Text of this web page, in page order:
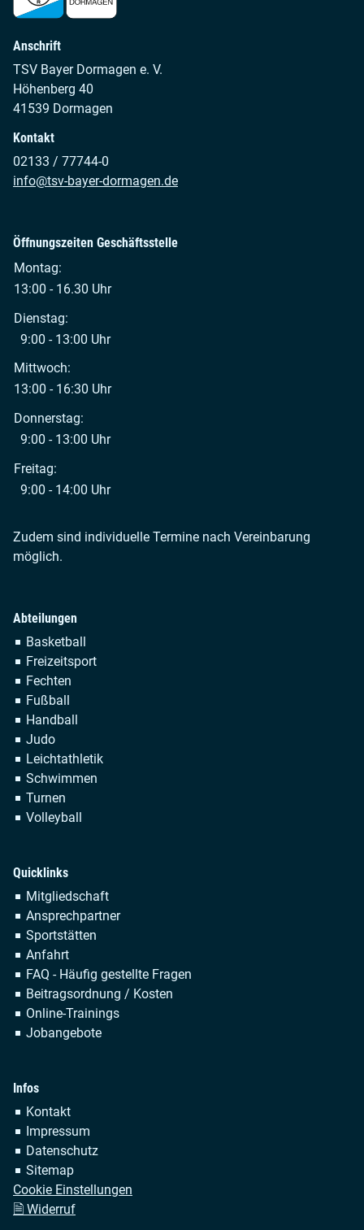
Anschrift
TSV Bayer Dormagen e. V.
Höhenberg 40
41539 Dormagen
Kontakt
02133 / 77744-0
info@tsv-bayer-dormagen.de
Öffnungszeiten Geschäftsstelle
Montag:
13:00 - 16.30 Uhr
Dienstag:
9:00 - 13:00 Uhr
Mittwoch:
13:00 - 16:30 Uhr
Donnerstag:
9:00 - 13:00 Uhr
Freitag:
9:00 - 14:00 Uhr
Zudem sind individuelle Termine nach Vereinbarung
möglich.
Abteilungen
Navigation
überspringen
Basketball
Freizeitsport
Fechten
Fußball
Handball
Judo
Leichtathletik
Schwimmen
Turnen
Volleyball
Quicklinks
Navigation
überspringen
Mitgliedschaft
Ansprechpartner
Sportstätten
Anfahrt
FAQ - Häufig gestellte Fragen
Beitragsordnung / Kosten
Online-Trainings
Jobangebote
Infos
Navigation
überspringen
Kontakt
Impressum
Datenschutz
Sitemap
Cookie Einstellungen
🗎 Widerruf